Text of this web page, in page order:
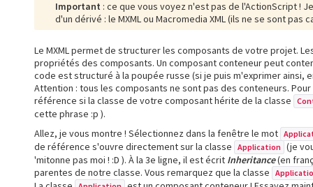
Important : ce que vous voyez n'est pas de l'ActionScript !
d'un dérivé : le MXML ou Macromedia XML (ils ne se sont pas
Le MXML permet de structurer les composants de votre projet.
propriétés des composants. Un composant conteneur peut
code est structuré à la poupée russe (si je puis m'exprimer ainsi,
Attention : tous les composants ne sont pas des conteneurs.
référence si la classe de votre composant hérite de la classe
cette phrase :p ).
Allez, je vous montre ! Sélectionnez dans la fenêtre le mot
de référence s'ouvre directement sur la classe Application (je
'mitonne pas moi ! :D ). À la 3e ligne, il est écrit Inheritance(en
parentes de notre classe. Vous remarquez que la classe